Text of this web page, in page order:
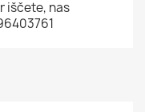
iščete, nas